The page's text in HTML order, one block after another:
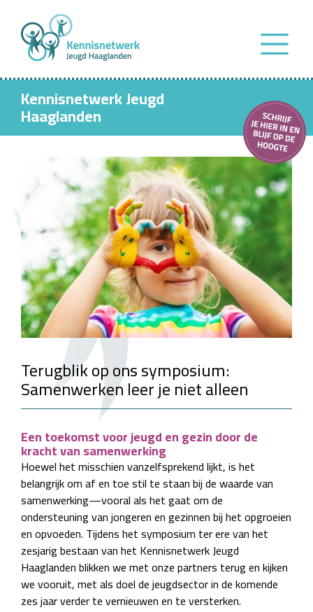
Kennisnetwerk Jeugd
Haaglanden
Terugblik op ons symposium:
Samenwerken leer je niet alleen
Een toekomst voor jeugd en gezin door de
kracht van samenwerking
Hoewel het misschien vanzelfsprekend lijkt, is het
belangrijk om af en toe stil te staan bij de waarde van
samenwerking—vooral als het gaat om de
ondersteuning van jongeren en gezinnen bij het opgroeien
en opvoeden. Tijdens het symposium ter ere van het
zesjarig bestaan van het Kennisnetwerk Jeugd
Haaglanden blikken we met onze partners terug en kijken
we vooruit, met als doel de jeugdsector in de komende
zes jaar verder te vernieuwen en te versterken.